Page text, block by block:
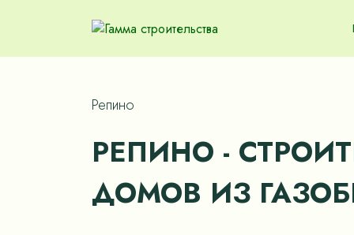
Репино
РЕПИНО -
ДОМОВ ИЗ